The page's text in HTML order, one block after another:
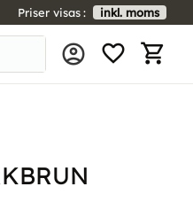
Priser visas inkl. moms